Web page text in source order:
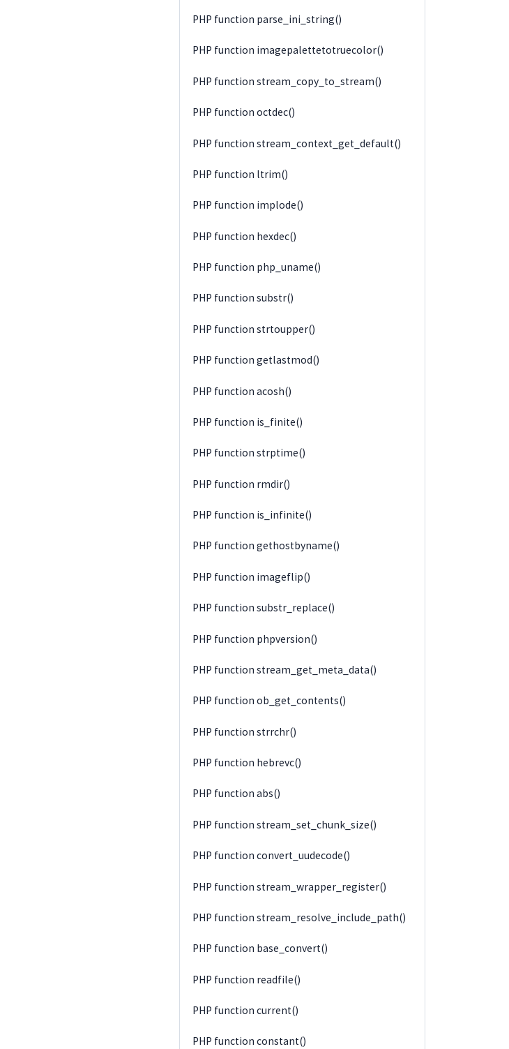
PHP function parse_ini_string()
PHP function imagepalettetotruecolor()
PHP function stream_copy_to_stream()
PHP function octdec()
PHP function stream_context_get_default()
PHP function ltrim()
PHP function implode()
PHP function hexdec()
PHP function php_uname()
PHP function substr()
PHP function strtoupper()
PHP function getlastmod()
PHP function acosh()
PHP function is_finite()
PHP function strptime()
PHP function rmdir()
PHP function is_infinite()
PHP function gethostbyname()
PHP function imageflip()
PHP function substr_replace()
PHP function phpversion()
PHP function stream_get_meta_data()
PHP function ob_get_contents()
PHP function strrchr()
PHP function hebrevc()
PHP function abs()
PHP function stream_set_chunk_size()
PHP function convert_uudecode()
PHP function stream_wrapper_register()
PHP function stream_resolve_include_path()
PHP function base_convert()
PHP function readfile()
PHP function current()
PHP function constant()